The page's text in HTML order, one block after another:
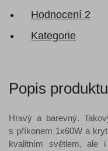
Hodnocení 2
Kategorie
Popis produktu
Hravý a barevný.
s příkonem 1x60W a
kvalitním světlem, ale